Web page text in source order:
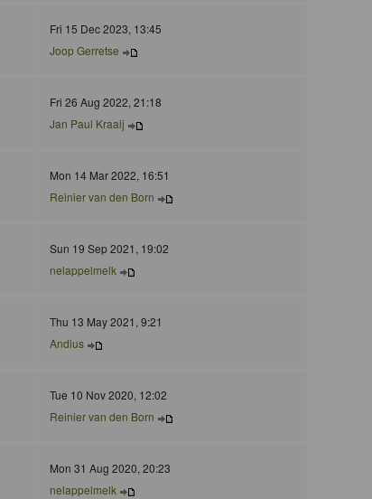
Fri 15 Dec 2023, 13:45
Joop Gerretse
Fri 26 Aug 2022, 21:18
Jan Paul Kraaij
Mon 14 Mar 2022, 16:51
Reinier van den Born
Sun 19 Sep 2021, 19:02
nelappelmelk
Thu 13 May 2021, 9:21
Andius
Tue 10 Nov 2020, 12:02
Reinier van den Born
Mon 31 Aug 2020, 20:23
nelappelmelk